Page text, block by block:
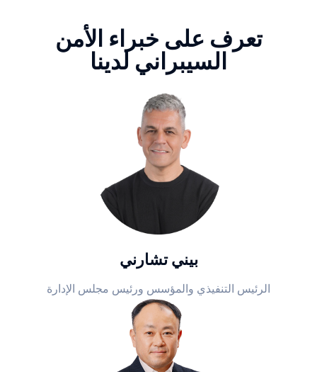
تعرف على خبراء الأمن
السيبراني لدينا
بيني تشارني
الرئيس التنفيذي والمؤسس ورئيس مجلس الإدارة